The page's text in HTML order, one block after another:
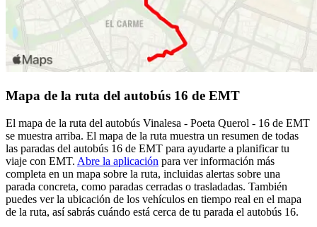
Mapa de la ruta del autobús 16 de EMT
El mapa de la ruta del autobús Vinalesa - Poeta Querol - 16 de EMT
se muestra arriba. El mapa de la ruta muestra un resumen de todas
las paradas del autobús 16 de EMT para ayudarte a planificar tu
viaje con EMT. Abre la aplicación para ver información más
completa en un mapa sobre la ruta, incluidas alertas sobre una
parada concreta, como paradas cerradas o trasladadas. También
puedes ver la ubicación de los vehículos en tiempo real en el mapa
de la ruta, así sabrás cuándo está cerca de tu parada el autobús 16.